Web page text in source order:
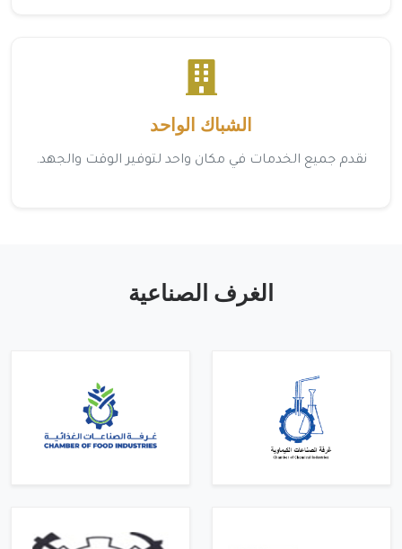
الشباك الواحد
نقدم جميع الخدمات في مكان واحد لتوفير الوقت والجهد.
الغرف الصناعية